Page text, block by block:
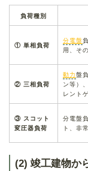
負荷種別
① 単相負荷
分電盤
用、そ
② 三相負荷
動力盤
ン等）
レント
③ スコット
変圧器負荷
分電盤
ト、非
(2) 竣工建物か